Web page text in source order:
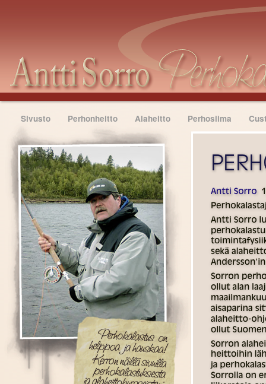
Antti
Sivusto Perhonheitto Alaheitto Perhosiima